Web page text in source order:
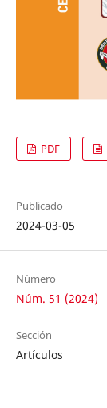
PDF
Publicado
2024-03-05
Número
Núm. 51 (2024)
Sección
Artículos